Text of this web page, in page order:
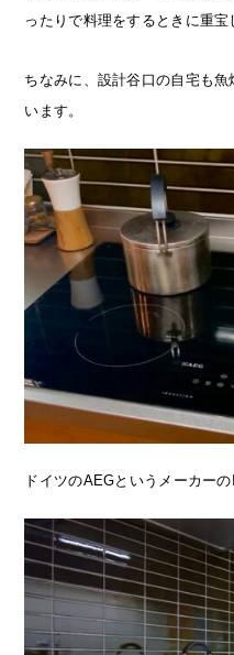
ったりで料理をするときに重宝
ちなみに、設計谷口の自宅も
います。
ドイツのAEGというメーカー